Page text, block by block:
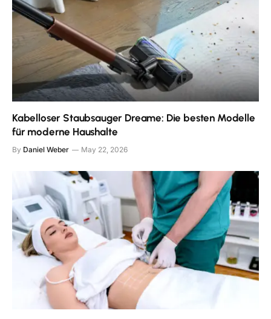
Kabelloser Staubsauger Dreame: Die besten Modelle
für moderne Haushalte
By Daniel Weber May 22, 2026